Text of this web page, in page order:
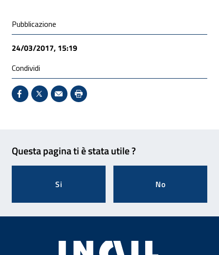
Condivisione social
Pubblicazione
24/03/2017, 15:19
Condividi
Condividi su Facebook - Sito esterno - Apertura in
X - Sito esterno - Apertura in nuova finestra
Invio Mail: apre il programma di posta
Stampa pagina: scelta meno
Questa pagina ti è stata utile ?
Si No